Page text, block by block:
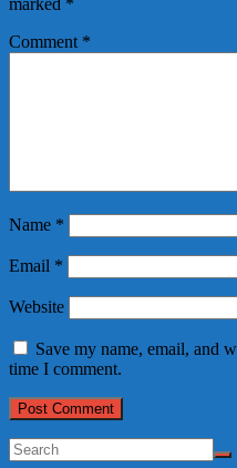
Comment *
Name *
Email *
Website
Save my name, email, and
time I comment.